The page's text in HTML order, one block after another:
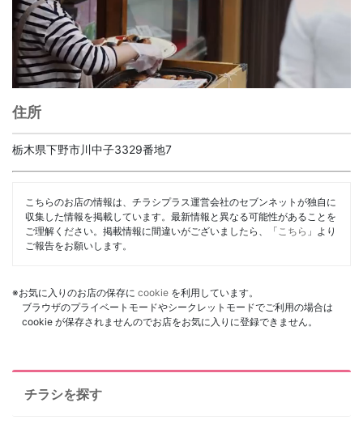
住所
栃木県下野市川中子3329番地7
こちらのお店の情報は、チラシプラス運営会社のセブンネットが独自に
収集した情報を掲載しています。最新情報と異なる可能性があることを
ご理解ください。掲載情報に間違いがございましたら、「 こちら 」より
ご報告をお願いします。
※お気に入りのお店の保存に cookie を利用しています。
ブラウザのプライベートモードやシークレットモードでご利用の場合は
cookie が保存されませんのでお店をお気に入りに登録できません。
チラシを探す